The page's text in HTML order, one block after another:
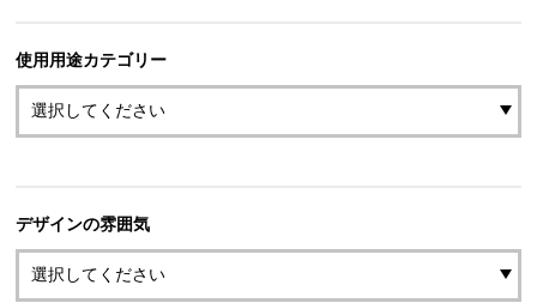
使用用途カテゴリー
デザインの雰囲気